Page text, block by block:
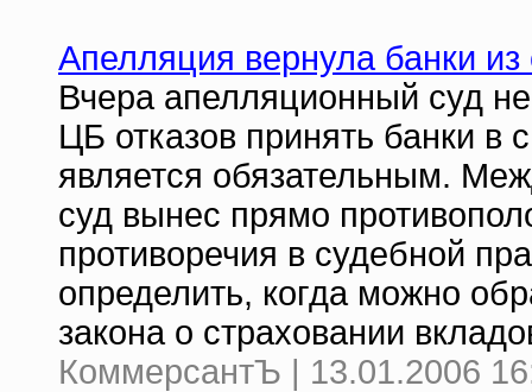
Апелляция вернула банки из
Вчера апелляционный суд
ЦБ отказов принять банки в
является обязательным.
суд вынес прямо
противоречия в судебной
определить, когда можно
закона о страховании
КоммерсантЪ | 13.01.2006